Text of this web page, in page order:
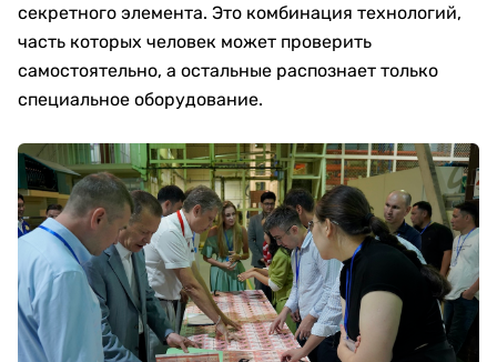
секретного элемента. Это комбинация технологий,
часть которых человек может проверить
самостоятельно, а остальные распознает только
специальное оборудование.